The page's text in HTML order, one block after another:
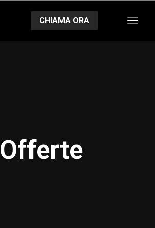
CHIAMA ORA
Offerte